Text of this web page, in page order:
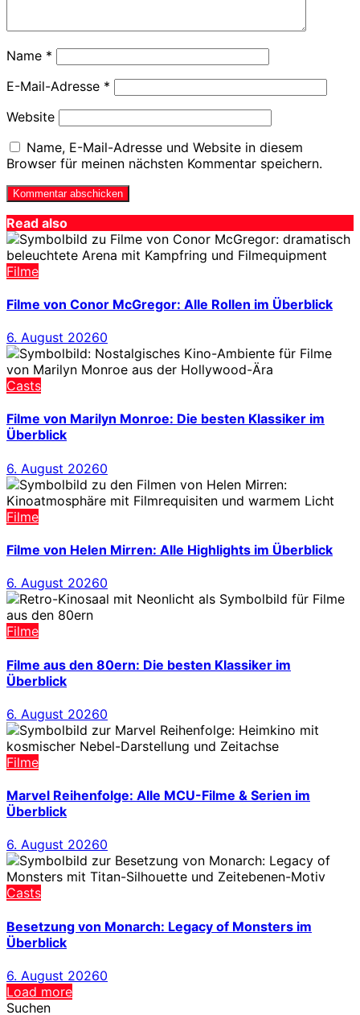
Name *
E-Mail-Adresse *
Website
Name, E-Mail-Adresse und Website in diesem
Browser für meinen nächsten Kommentar speichern.
Read also
Filme
Filme von Conor McGregor: Alle Rollen im Überblick
6. August 20260
Casts
Filme von Marilyn Monroe: Die besten Klassiker im
Überblick
6. August 20260
Filme
Filme von Helen Mirren: Alle Highlights im Überblick
6. August 20260
Filme
Filme aus den 80ern: Die besten Klassiker im
Überblick
6. August 20260
Filme
Marvel Reihenfolge: Alle MCU-Filme & Serien im
Überblick
6. August 20260
Casts
Besetzung von Monarch: Legacy of Monsters im
Überblick
6. August 20260
Load more
Suchen